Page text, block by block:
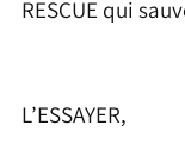
RESCUE qui
L’ESSAYER,